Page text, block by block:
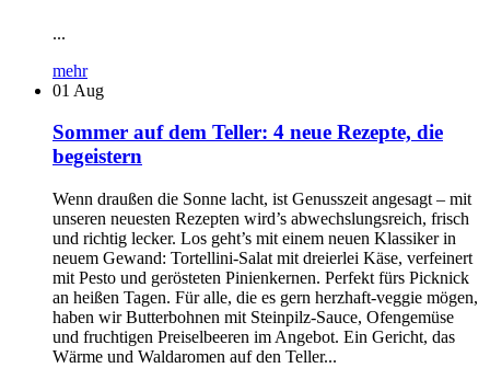
...
mehr
01 Aug
Sommer auf dem Teller: 4 neue Rezepte, die
begeistern
Wenn draußen die Sonne lacht, ist Genusszeit angesagt – mit
unseren neuesten Rezepten wird’s abwechslungsreich, frisch
und richtig lecker. Los geht’s mit einem neuen Klassiker in
neuem Gewand: Tortellini-Salat mit dreierlei Käse, verfeinert
mit Pesto und gerösteten Pinienkernen. Perfekt fürs Picknick
an heißen Tagen. Für alle, die es gern herzhaft-veggie mögen,
haben wir Butterbohnen mit Steinpilz-Sauce, Ofengemüse
und fruchtigen Preiselbeeren im Angebot. Ein Gericht, das
Wärme und Waldaromen auf den Teller...